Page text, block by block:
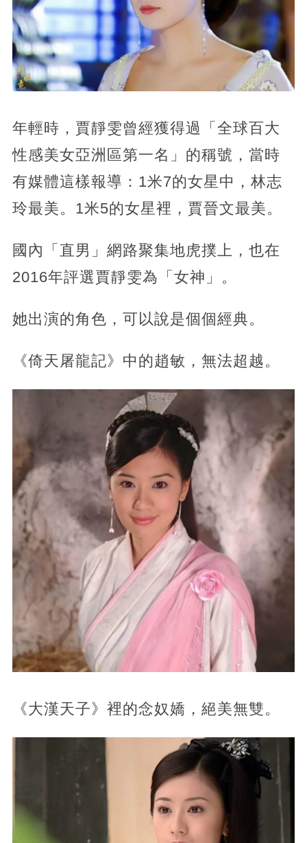
年輕時，賈靜雯曾經獲得過「全球百大
性感美女亞洲區第一名」的稱號，當時
有媒體這樣報導：1米7的女星中，林志
玲最美。1米5的女星裡，賈晉文最美。
國內「直男」網路聚集地虎撲上，也在
2016年評選賈靜雯為「女神」。
她出演的角色，可以說是個個經典。
《倚天屠龍記》中的趙敏，無法超越。
《大漢天子》裡的念奴嬌，絕美無雙。